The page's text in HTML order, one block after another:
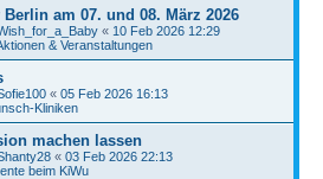
am 07. und 08. März 2026
« 10 Feb 2026 12:29
& Veranstaltungen
« 05 Feb 2026 16:13
Kliniken
machen lassen
« 03 Feb 2026 22:13
beim KiWu